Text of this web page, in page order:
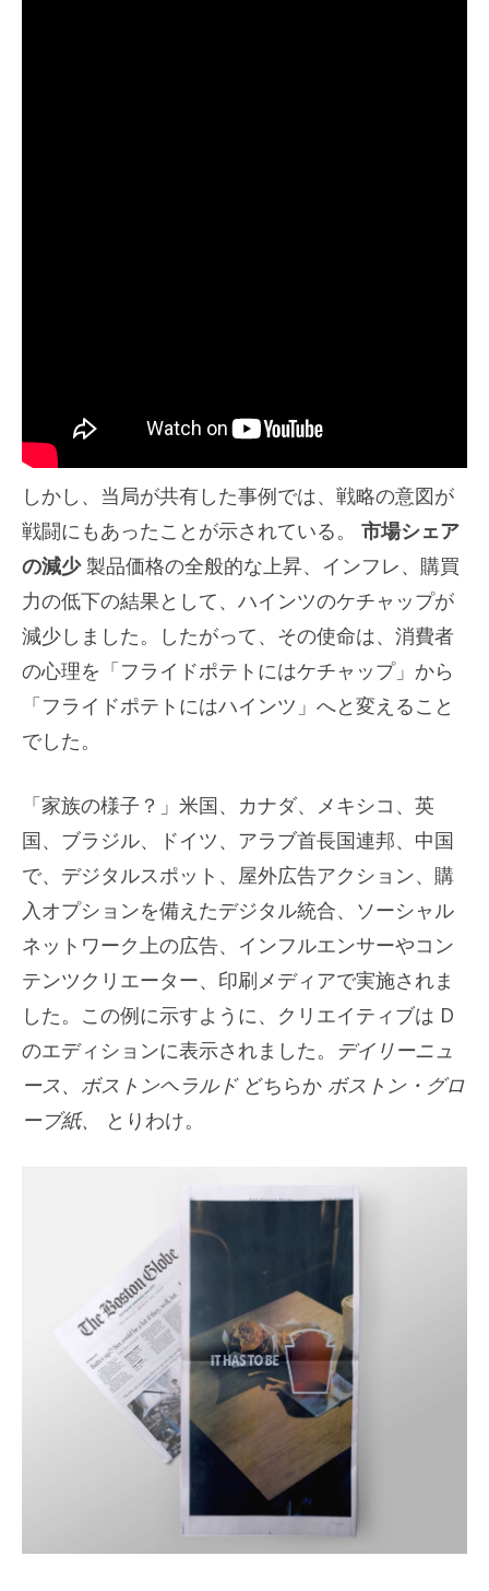
しかし、当局が共有した事例では、戦略の意図が
戦闘にもあったことが示されている。 市場シェア
の減少製品価格の全般的な上昇、インフレ、購買
力の低下の結果として、ハインツのケチャップが
減少しました。したがって、その使命は、消費者
の心理を「フライドポテトにはケチャップ」から
「フライドポテトにはハインツ」へと変えること
でした。
「家族の様子？」米国、カナダ、メキシコ、英
国、ブラジル、ドイツ、アラブ首長国連邦、中国
で、デジタルスポット、屋外広告アクション、購
入オプションを備えたデジタル統合、ソーシャル
ネットワーク上の広告、インフルエンサーやコン
テンツクリエーター、印刷メディアで実施されま
した。この例に示すように、クリエイティブは D
のエディションに表示されました。
デイリーニュ
ース、ボストンヘラルド どちらか ボストン・グロ
ーブ紙、
とりわけ。